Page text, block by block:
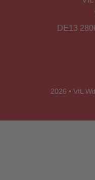
DE13
2026 • VfL